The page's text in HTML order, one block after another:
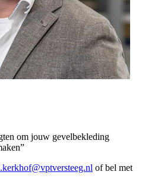
om jouw gevelbekleding
of bel met